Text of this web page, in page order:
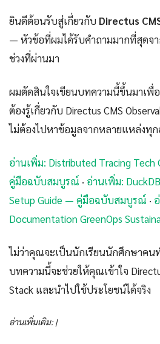
ยินดีต้อนรับสู่เกี่ยวกับ Directus
— หัวข้อที่ผมได้รับคำถามมากที่สุดจา
ช่วงที่ผ่านมา
ผมตัดสินใจเขียนบทความนี้ขึ้นมาเพื่
ต้องรู้เกี่ยวกับ Directus CMS
ไม่ต้องไปหาข้อมูลจากหลายแหล่งทุ
อ่านเพิ่ม: Distributed Tracing
คู่มือฉบับสมบูรณ์ · อ่านเพิ่ม:
Setup Guide — คู่มือฉบับสมบูรณ์ ·
Documentation GreenOps
ไม่ว่าคุณจะเป็นนักเรียนนักศึกษาคน
บทความนี้จะช่วยให้คุณเข้าใจ
Stack และนำไปใช้ประโยชน์ได้จริง
อ่านเพิ่มเติม: |